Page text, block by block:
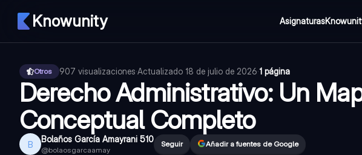
Knowunity Asignaturas
Otros 907 visualizaciones·Actualizado 18 de julio de 2026·1 página
Derecho Administrativo: Un
Conceptual Completo
B Bolaños García Amayrani 510
@bolaosgarcaamay
Seguir Añadir a fuentes de Google